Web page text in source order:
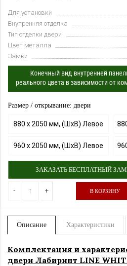
Для установки
Внутренняя отделка
Тип отделки двери
Цвет металла
Замки
Конечный вид внутренней
реального цвета в зависимости от
Размер / открывание: двери
880 х 2050 мм, (ШхВ) Левое
960 х 2050 мм, (ШхВ) Левое
ЗАКАЗАТЬ БЕСПЛАТНЫЙ
- + В КОРЗИНУ
Описание Характеристики
Комплектация и
двери Лабиринт LINE